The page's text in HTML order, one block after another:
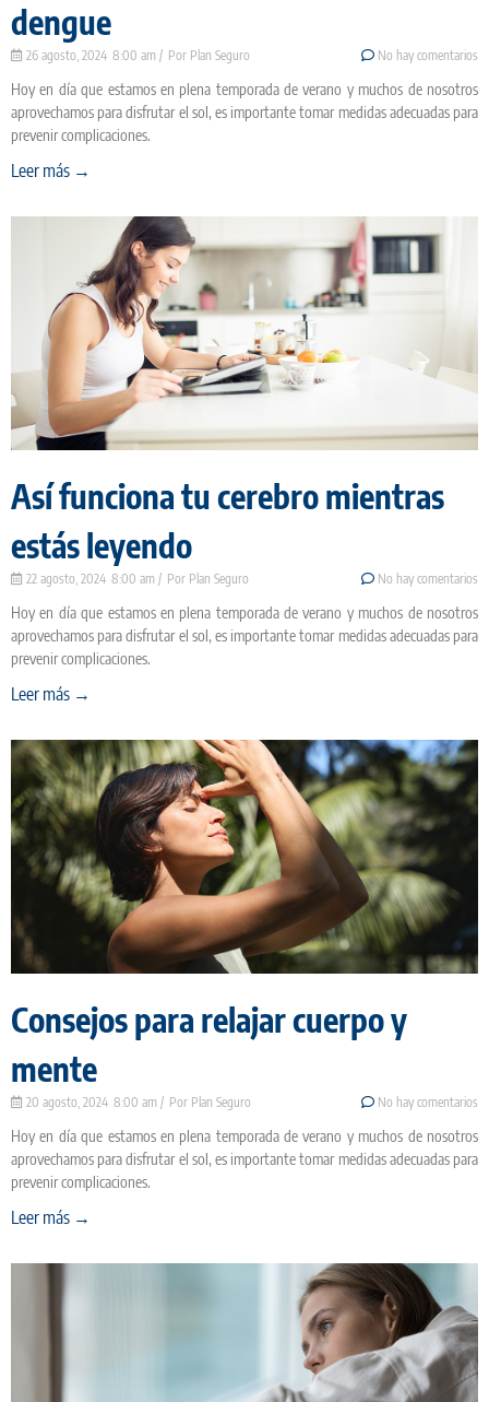
dengue
Plan Seguro
26 agosto, 2024 8:00 am No hay comentarios
Hoy en día que estamos en plena temporada de verano y muchos de nosotros
aprovechamos para disfrutar el sol, es importante tomar medidas adecuadas para
prevenir complicaciones.
Leer más →
Así funciona tu cerebro mientras
estás leyendo
Plan Seguro
22 agosto, 2024 8:00 am No hay comentarios
Hoy en día que estamos en plena temporada de verano y muchos de nosotros
aprovechamos para disfrutar el sol, es importante tomar medidas adecuadas para
prevenir complicaciones.
Leer más →
Consejos para relajar cuerpo y
mente
Plan Seguro
20 agosto, 2024 8:00 am No hay comentarios
Hoy en día que estamos en plena temporada de verano y muchos de nosotros
aprovechamos para disfrutar el sol, es importante tomar medidas adecuadas para
prevenir complicaciones.
Leer más →